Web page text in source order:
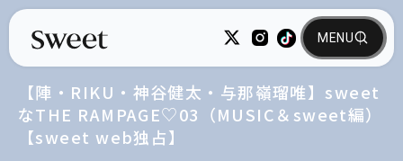
【陣・RIKU・神谷健太・与那嶺瑠唯】sweet
なTHE RAMPAGE♡03（MUSIC＆sweet編）
【sweet web独占】